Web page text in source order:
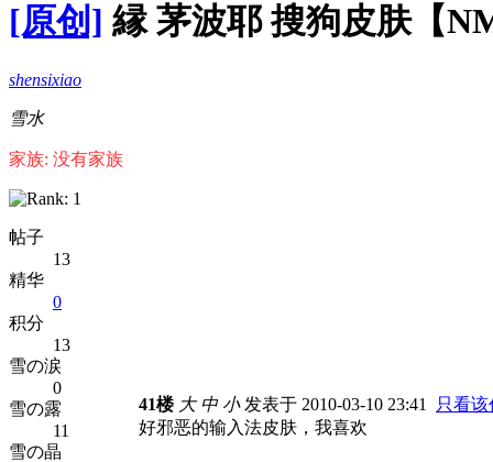
[原创] 縁 茅波耶 搜狗皮肤【
shensixiao
雪水
家族: 没有家族
帖子
13
精华
0
积分
13
雪の涙
0
雪の露
11
雪の晶
41楼 大 中 小发表于 2010-03-10 23:41
只看该
好邪恶的输入法皮肤，我喜欢